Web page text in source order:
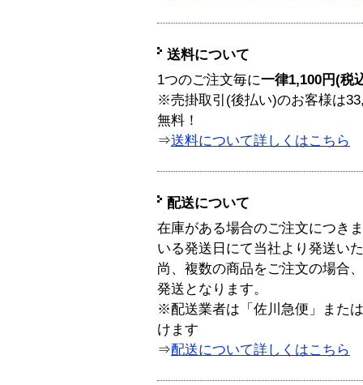
送料について
1つのご注文毎に一律1,100円(税
※売掛取引(後払い)のお客様は
無料！
⇒送料について詳しくはこちら
配送について
在庫がある場合のご注文につき
いる発送日にて当社より発送い
尚、複数の商品をご注文の場合
発送となります。
※配送業者は「佐川急便」また
けます
⇒配送について詳しくはこちら